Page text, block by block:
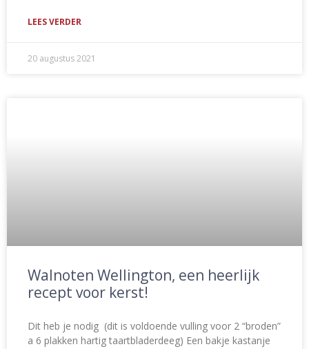
LEES VERDER
20 augustus 2021
Walnoten Wellington, een heerlijk
recept voor kerst!
Dit heb je nodig (dit is voldoende vulling voor 2 “broden”
a 6 plakken hartig taartbladerdeeg) Een bakje kastanje